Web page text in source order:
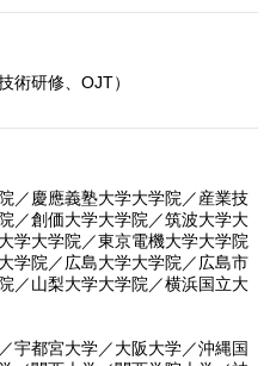
術研修、OJT）
／慶應義塾大学大学院／産業技
／創価大学大学院／筑波大学大
学大学院／東京電機大学大学院
学院／広島大学大学院／広島市
／山梨大学大学院／横浜国立大
宇都宮大学／大阪大学／沖縄国